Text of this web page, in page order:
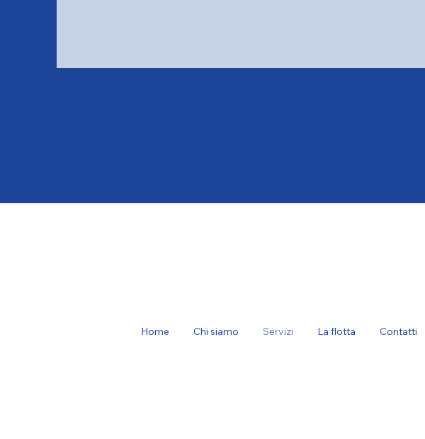
Home Chi siamo Servizi La flotta Contatti